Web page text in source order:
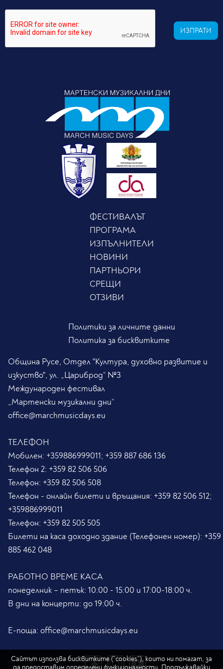
Сайтът използва бисквитките (“cookies”), които ни помагат, за
да предоставим определени функционалности. Продължавайки
ИЗПРАТИ
ФЕСТИВАЛЪТ
ПРОГРАМА
ИЗПЪЛНИТЕЛИ
НОВИНИ
ПАРТНЬОРИ
СРЕЩИ
ОТЗИВИ
Политики за личните данни
Политика за бисквитките
Община Русе, Отдел "Култура, духовно развитие и
изкуство", ул. „Цариброд“ №3
Международен фестивал
„Мартенски музикални дни“
office@marchmusicdays.eu
ТЕЛЕФОН
Мобилен: +359886999011; +359 887 686 136
Телефон 2: +359 82 506 506
Телефон: +359 82 506 508
Телефон - онлайн билети и връщания: +359 82 506 512;
+359886999011
Телефон: +359 82 505 505
Билети на каса доходно здание (Телефонен номер): +359
885 462 048
РАБОТНО ВРЕМЕ КАСА
понеделник – петък: 10:00 - 15:00 и 17:00-18:00 ч.
В дни на концерти: до 19:00 ч.
Е-поща: office@marchmusicdays.eu